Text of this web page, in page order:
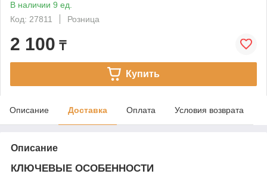
В наличии 9 ед.
Код: 27811
Розница
2 100 ₸
Купить
Описание Доставка Оплата Условия возврата
Описание
КЛЮЧЕВЫЕ ОСОБЕННОСТИ